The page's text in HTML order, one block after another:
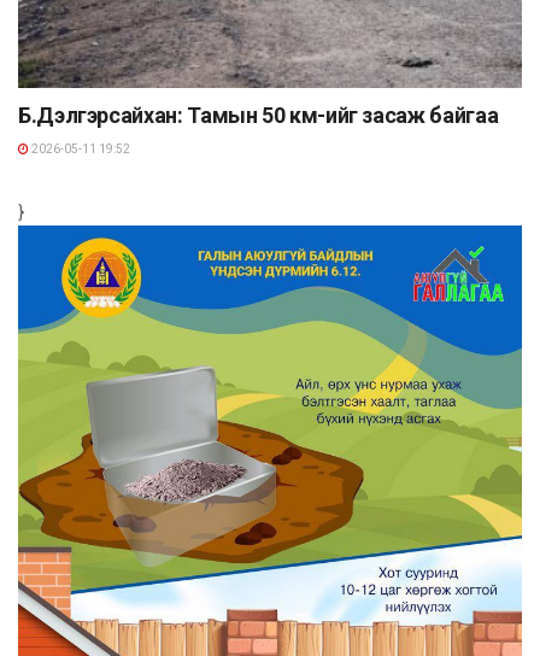
Б.Дэлгэрсайхан: Тамын 50 км-ийг засаж байгаа
2026-05-11 19:52
}